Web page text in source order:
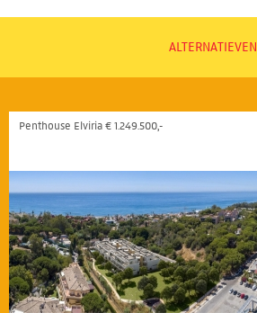
ALTERNATIEVEN
Penthouse Elviria € 1.249.500,-